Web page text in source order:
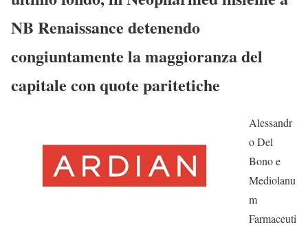
NB Renaissance detenendo
congiuntamente la maggioranza del
capitale con quote paritetiche
Alessandr
o Del
Bono e
Mediolanu
m
Farmaceuti